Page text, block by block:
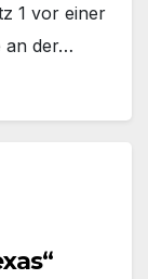
1 vor einer
an der…